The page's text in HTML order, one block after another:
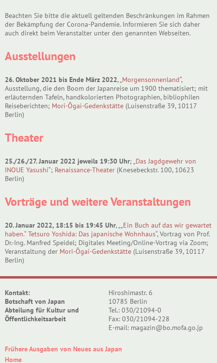
Beachten Sie bitte die aktuell geltenden Beschränkungen im Rahmen
der Bekämpfung der Corona-Pandemie. Informieren Sie sich daher
auch direkt beim Veranstalter unter den genannten Webseiten.
Ausstellungen
26. Oktober 2021 bis Ende März 2022, „Morgensonnenland“,
Ausstellung, die den Boom der Japanreise um 1900 thematisiert; mit
erläuternden Tafeln, handkolorierten Photographien, bibliophilen
Reiseberichten; Mori-Ôgai-Gedenkstätte (Luisenstraße 39, 10117
Berlin)
Theater
25./26./27. Januar 2022 jeweils 19:30 Uhr; „Das Jagdgewehr von
INOUE Yasushi“; Renaissance-Theater (Knesebeckstr. 100, 10623
Berlin)
Vorträge und weitere Veranstaltungen
20. Januar 2022, 18:15 bis 19:45 Uhr, „„Ein Buch auf das wir gewartet
haben.“ Tetsuro Yoshida: Das japanische Wohnhaus“, Vortrag von Prof.
Dr.-Ing. Manfred Speidel; Digitales Meeting/Online-Vortrag via Zoom;
Veranstaltung der Mori-Ôgai-Gedenkstätte (Luisenstraße 39, 10117
Berlin)
Kontakt:
Botschaft von Japan
Abteilung für Kultur und
Öffentlichkeitsarbeit
Hiroshimastr. 6
10785 Berlin
Tel.: 030/21094-0
Fax: 030/21094-228
E-mail: magazin@bo.mofa.go.jp
Frühere Ausgaben von Neues aus Japan
Home